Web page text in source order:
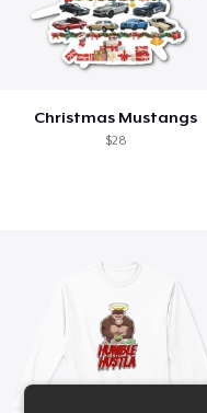
Christmas Mustangs
$28